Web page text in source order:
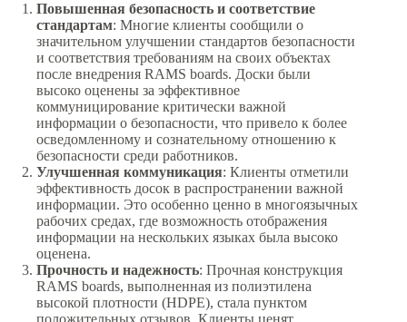
Повышенная безопасность и соответствие
стандартам: Многие клиенты сообщили о
значительном улучшении стандартов безопасности
и соответствия требованиям на своих объектах
после внедрения RAMS boards. Доски были
высоко оценены за эффективное
коммуницирование критически важной
информации о безопасности, что привело к более
осведомленному и сознательному отношению к
безопасности среди работников.
Улучшенная коммуникация: Клиенты отметили
эффективность досок в распространении важной
информации. Это особенно ценно в многоязычных
рабочих средах, где возможность отображения
информации на нескольких языках была высоко
оценена.
Прочность и надежность: Прочная конструкция
RAMS boards, выполненная из полиэтилена
высокой плотности (HDPE), стала пунктом
положительных отзывов. Клиенты ценят